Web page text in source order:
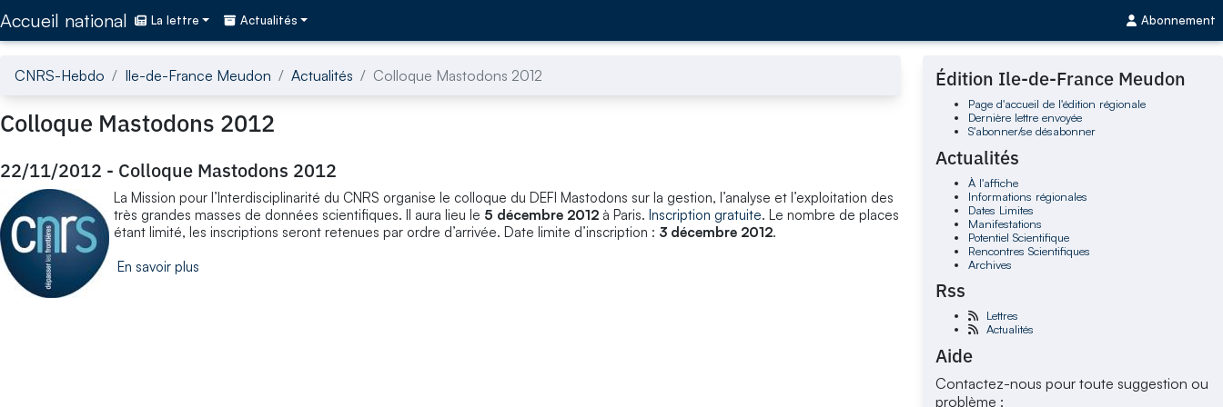
Accueil national La lettre Actualités Abonnement
CNRS-Hebdo Ile-de-France Meudon Actualités Colloque Mastodons 2012
Colloque Mastodons 2012
22/11/2012 - Colloque Mastodons 2012
La Mission pour l’Interdisciplinarité du CNRS organise le colloque du DEFI Mastodons sur la gestion, l’analyse et l’exploitation des
très grandes masses de données scientifiques. Il aura lieu le 5 décembre 2012 à Paris. Inscription gratuite. Le nombre de places
étant limité, les inscriptions seront retenues par ordre d’arrivée. Date limite d’inscription : 3 décembre 2012.
En savoir plus
Édition Ile-de-France Meudon
Page d'accueil de l'édition régionale
Dernière lettre envoyée
S'abonner/se désabonner
Actualités
À l'affiche
Informations régionales
Dates Limites
Manifestations
Potentiel Scientifique
Rencontres Scientifiques
Archives
Rss
Lettres
Actualités
Aide
Contactez-nous pour toute suggestion ou
problème :